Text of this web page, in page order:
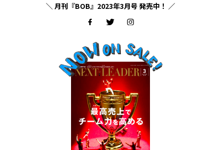
＼ 月刊『BOB』2023年3月号 発売中！ ／